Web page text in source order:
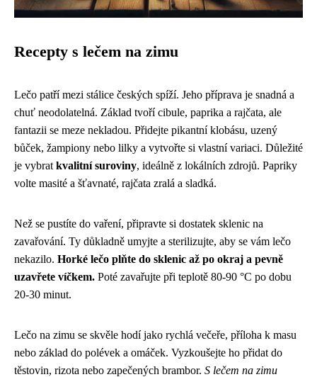
Recepty s lečem na zimu
Lečo patří mezi stálice českých spíží. Jeho příprava je snadná a
chuť neodolatelná. Základ tvoří cibule, paprika a rajčata, ale
fantazii se meze nekladou. Přidejte pikantní klobásu, uzený
bůček, žampiony nebo lilky a vytvořte si vlastní variaci. Důležité
je vybrat kvalitní suroviny, ideálně z lokálních zdrojů. Papriky
volte masité a šťavnaté, rajčata zralá a sladká.
Než se pustíte do vaření, připravte si dostatek sklenic na
zavařování. Ty důkladně umyjte a sterilizujte, aby se vám lečo
nekazilo. Horké lečo plňte do sklenic až po okraj a pevně
uzavřete víčkem. Poté zavařujte při teplotě 80-90 °C po dobu
20-30 minut.
Lečo na zimu se skvěle hodí jako rychlá večeře, příloha k masu
nebo základ do polévek a omáček. Vyzkoušejte ho přidat do
těstovin, rizota nebo zapečených brambor. S lečem na zimu